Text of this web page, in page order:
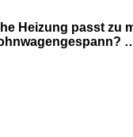
Heizung passt zu